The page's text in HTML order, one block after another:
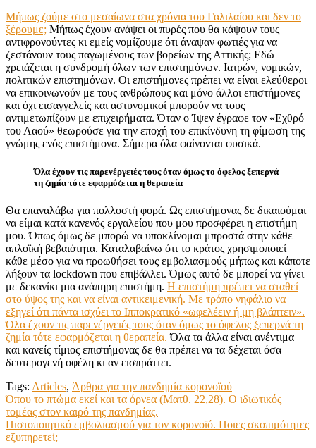
Μήπως ζούμε στο μεσαίωνα στα χρόνια του Γαλιλαίου και δεν το
ξέρουμε; Μήπως έχουν ανάψει οι πυρές που θα κάψουν τους
αντιφρονούντες κι εμείς νομίζουμε ότι άναψαν φωτιές για να
ζεστάνουν τους παγωμένους των βορείων της Αττικής; Εδώ
χρειάζεται η συνδρομή όλων των επιστημόνων. Ιατρών, νομικών,
πολιτικών επιστημόνων. Οι επιστήμονες πρέπει να είναι ελεύθεροι
να επικοινωνούν με τους ανθρώπους και μόνο άλλοι επιστήμονες
και όχι εισαγγελείς και αστυνομικοί μπορούν να τους
αντιμετωπίζουν με επιχειρήματα. Όταν ο Ίψεν έγραφε τον «Εχθρό
του Λαού» θεωρούσε για την εποχή του επικίνδυνη τη φίμωση της
γνώμης ενός επιστήμονα. Σήμερα όλα φαίνονται φυσικά.
Όλα έχουν τις παρενέργειές τους όταν όμως το όφελος ξεπερνά
τη ζημία τότε εφαρμόζεται η θεραπεία
Θα επαναλάβω για πολλοστή φορά. Ως επιστήμονας δε δικαιούμαι
να είμαι κατά κανενός εργαλείου που μου προσφέρει η επιστήμη
μου. Όπως όμως δε μπορώ να υποκλίνομαι μπροστά στην κάθε
απλοϊκή βεβαιότητα. Καταλαβαίνω ότι το κράτος χρησιμοποιεί
κάθε μέσο για να προωθήσει τους εμβολιασμούς μήπως και κάποτε
λήξουν τα lockdown που επιβάλλει. Όμως αυτό δε μπορεί να γίνει
με δεκανίκι μια ανάπηρη επιστήμη. Η επιστήμη πρέπει να σταθεί
στο ύψος της και να είναι αντικειμενική. Με τρόπο νηφάλιο να
εξηγεί ότι πάντα ισχύει το Ιπποκρατικό «ωφελέειν ή μη βλάπτειν».
Όλα έχουν τις παρενέργειές τους όταν όμως το όφελος ξεπερνά τη
ζημία τότε εφαρμόζεται η θεραπεία. Όλα τα άλλα είναι ανέντιμα
και κανείς τίμιος επιστήμονας δε θα πρέπει να τα δέχεται όσα
δευτερογενή οφέλη κι αν εισπράττει.
Tags: Articles, Άρθρα για την πανδημία κορονοϊού
Post
navigation
Όπου το πτώμα εκεί και τα όρνεα (Ματθ. 22,28). Ο ιδιωτικός
τομέας στον καιρό της πανδημίας.
Πιστοποιητικό εμβολιασμού για τον κορονοϊό. Ποιες σκοπιμότητες
εξυπηρετεί;